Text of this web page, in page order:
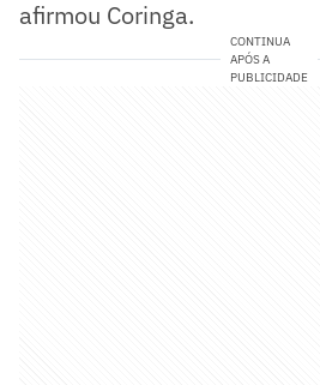
afirmou Coringa.
CONTINUA
APÓS A
PUBLICIDADE